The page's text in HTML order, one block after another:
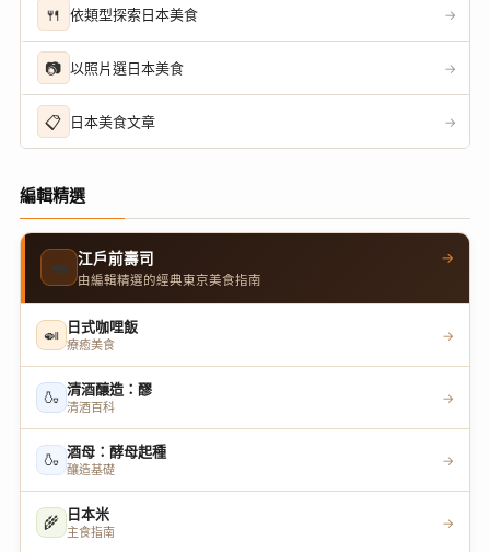
🍴 依類型探索日本美食 →
📷 以照片選日本美食 →
📋 日本美食文章 →
編輯精選
🍣 江戶前壽司
由編輯精選的經典東京美食指南
→
🍛 日式咖哩飯
療癒美食
→
🍶 清酒釀造：醪
清酒百科
→
🍶 酒母：酵母起種
釀造基礎
→
🌾 日本米
主食指南
→